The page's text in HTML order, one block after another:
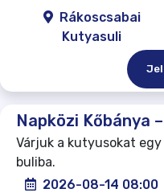
Rákoscsabai
Kutyasuli
Napközi Kőbánya
Várjuk a kutyusokat
buliba.
2026-08-14 08:00